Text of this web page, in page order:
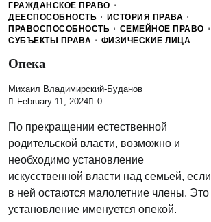
ГРАЖДАНСКОЕ ПРАВО
ДЕЕСПОСОБНОСТЬ
ИСТОРИЯ ПРАВА
ПРАВОСПОСОБНОСТЬ
СЕМЕЙНОЕ ПРАВО
СУБЪЕКТЫ ПРАВА
ФИЗИЧЕСКИЕ ЛИЦА
Опека
Михаил Владимирский-Буданов
February 11, 2024
0
По прекращении естественной
родительской власти, возможно и
необходимо установление
искусственной власти над семьей, если
в ней остаются малолетние члены. Это
установление именуется опекой.